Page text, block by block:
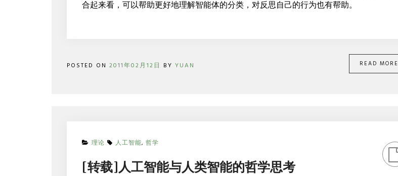
合起来看，可以帮助更好地理解智能体的分类，对反思自己的行为也有帮助。
POSTED ON 2011年02月12日 BY YUAN READ MORE
理论 人工智能, 哲学
载]
人
[转载]人工智能与人类智能的哲学思考